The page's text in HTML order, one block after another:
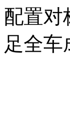
配置对
足全